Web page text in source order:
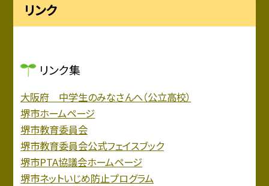
リンク
リンク集
大阪府 中学生のみなさんへ（公立高校）
堺市ホームページ
堺市教育委員会
堺市教育委員会公式フェイスブック
堺市PTA協議会ホームページ
堺市ネットいじめ防止プログラム